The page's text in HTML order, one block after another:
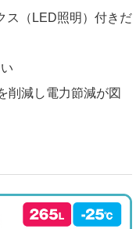
ス（LED照明）付きだ
削減し電力節減が図